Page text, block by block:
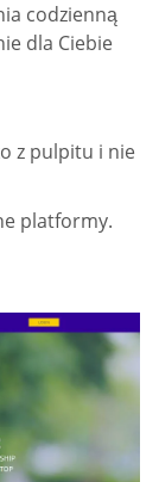
codzienną
dla Ciebie
z pulpitu i nie
platformy.